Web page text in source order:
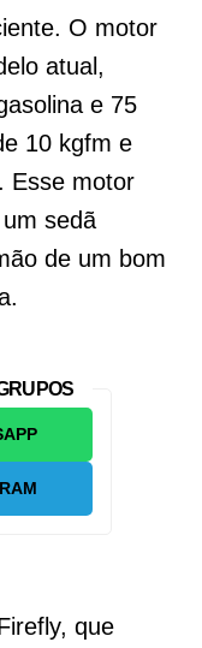
O motor
atual,
e 75
10 kgfm e
Esse motor
sedã
de um bom
que